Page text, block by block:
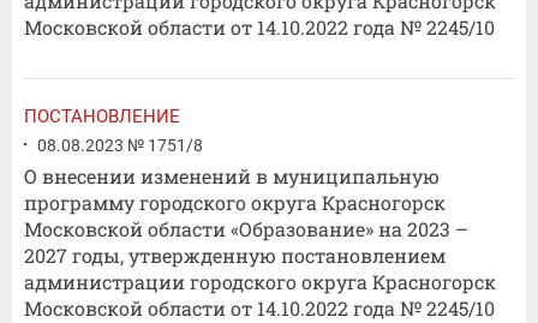
Московской области от 14.10.2022 года № 2245/10
ПОСТАНОВЛЕНИЕ
08.08.2023 № 1751/8
О внесении изменений в муниципальную
программу городского округа Красногорск
Московской области «Образование» на 2023 –
2027 годы, утвержденную постановлением
администрации городского округа Красногорск
Московской области от 14.10.2022 года № 2245/10